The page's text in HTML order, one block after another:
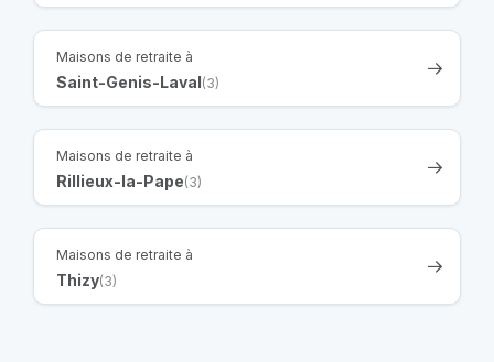
Maisons de retraite à
Saint-Genis-Laval(3)
Maisons de retraite à
Rillieux-la-Pape(3)
Maisons de retraite à
Thizy(3)